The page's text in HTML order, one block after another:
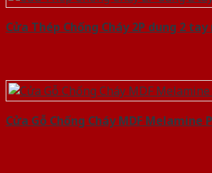
Cửa Thép Chống Cháy 2P dung 2 tay
Cửa Gỗ Chống Cháy MDF Melamine